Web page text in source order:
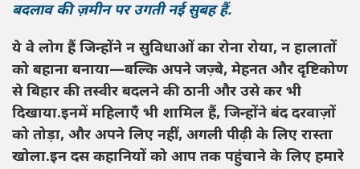
बदलाव की ज़मीन पर उगती नई सुबह हैं.
ये वे लोग हैं जिन्होंने न सुविधाओं का रोना रोया, न हालातों
को बहाना बनाया—बल्कि अपने जज़्बे, मेहनत और दृष्टिकोण
से बिहार की तस्वीर बदलने की ठानी और उसे कर भी
दिखाया.इनमें महिलाएँ भी शामिल हैं, जिन्होंने बंद दरवाज़ों
को तोड़ा, और अपने लिए नहीं, अगली पीढ़ी के लिए रास्ता
खोला.इन दस कहानियों को आप तक पहुंचाने के लिए हमारे